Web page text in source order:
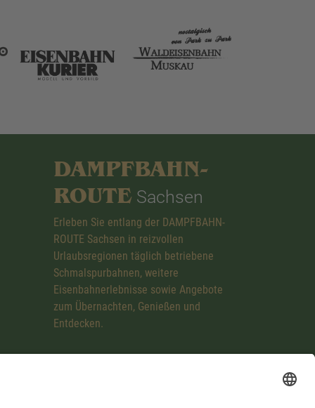
DAMPFBAHN-
ROUTE Sachsen
Erleben Sie entlang der DAMPFBAHN-
ROUTE Sachsen in reizvollen
Urlaubsregionen täglich betriebene
Schmalspurbahnen, weitere
Eisenbahnerlebnisse sowie Angebote
zum Übernachten, Genießen und
Entdecken.